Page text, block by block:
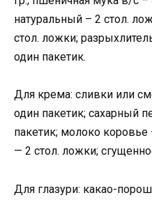
натуральный – 2 стол.
стол. ложки;
один пакетик.
Для крема: сливки или
один пакетик; сахарный
пакетик; молоко
— 2 стол. ложки;
Для глазури: какао-